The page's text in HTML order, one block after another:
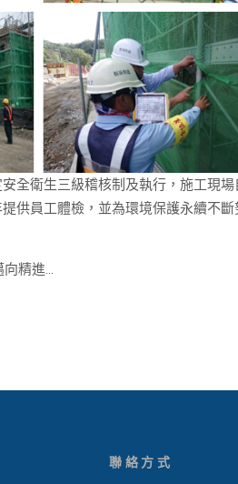
全衛生三級稽核制及執行，施工現
供員工體檢，並為環境保護永續不
向精進…
聯絡方式